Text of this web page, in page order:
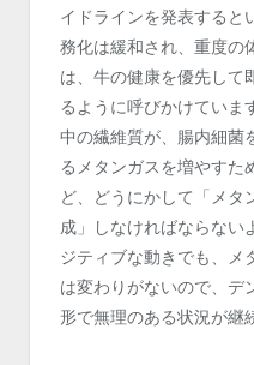
イドラインを発表すると
務化は緩和され、重度の
は、牛の健康を優先して
るように呼びかけていま
中の繊維質が、腸内細菌
るメタンガスを増やすた
ど、どうにかして「メタ
成」しなければならない
ジティブな動きでも、メ
は変わりがないので、デ
形で無理のある状況が継